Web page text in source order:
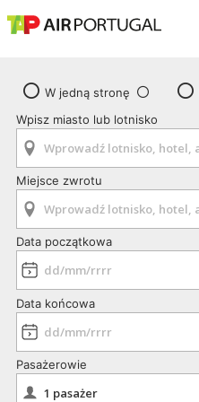
W jedną stronę
Wpisz miasto lub lotnisko
Miejsce zwrotu
Data początkowa
Data końcowa
Pasażerowie